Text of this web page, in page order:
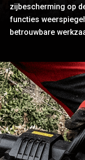
zijbescherming op
functies
betrouwbare